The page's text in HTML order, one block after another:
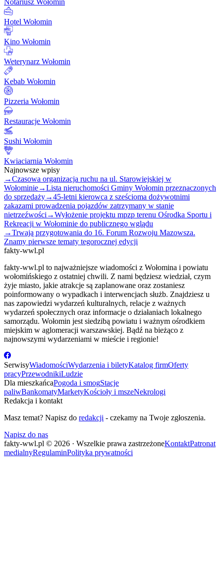
Notariusz Wołomin
Hotel Wołomin
Kino Wołomin
Weterynarz Wołomin
Kebab Wołomin
Pizzeria Wołomin
Restauracje Wołomin
Sushi Wołomin
Kwiaciarnia Wołomin
Najnowsze wpisy
→Czasowa organizacja ruchu na ul. Starowiejskiej w
Wołominie→Lista nieruchomości Gminy Wołomin przeznaczonych
do sprzedaży→45-letni kierowca z sześcioma dożywotnimi
zakazami prowadzenia pojazdów zatrzymany w stanie
nietrzeźwości →Wyłożenie projektu mpzp terenu Ośrodka Sportu i
Rekreacji w Wołominie do publicznego wglądu
→Trwają przygotowania do 16. Forum Rozwoju Mazowsza.
Znamy pierwsze tematy tegorocznej edycji
fakty-wwl.pl
fakty-wwl.pl to najważniejsze wiadomości z Wołomina i powiatu
wołomińskiego z ostatniej chwili. Z nami będziesz wiedział, czym
żyje miasto, jakie atrakcje są zaplanowane oraz zostaniesz
poinformowany o wypadkach i interwencjach służb. Znajdziesz u
nas zapowiedzi wydarzeń kulturalnych, relacje z ważnych
wydarzeń społecznych oraz informacje o działaniach lokalnego
samorządu. Wołomin jest siedzibą powiatu i ważnym ośrodkiem
miejskim w aglomeracji warszawskiej. Bądź na bieżąco z
najnowszymi wydarzeniami w mieście i regionie!
SerwisyWiadomościWydarzenia i biletyKatalog firmOferty
pracyPrzewodnikiLudzie
Dla mieszkańcaPogoda i smogStacje
paliwBankomatyMarketyKościoły i mszeNekrologi
Redakcja i kontakt
Masz temat? Napisz do redakcji - czekamy na Twoje zgłoszenia.
Napisz do nas
fakty-wwl.pl © 2026 · Wszelkie prawa zastrzeżoneKontaktPatronat
medialnyRegulaminPolityka prywatności